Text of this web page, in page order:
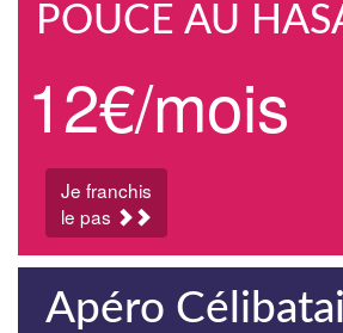
POUCE AU
12€/mois
Je franchis
le pas
Apéro